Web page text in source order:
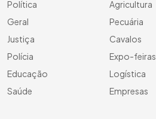
Política
Geral
Justiça
Polícia
Educação
Saúde
Agricultura
Pecuária
Cavalos
Expo-feiras
Logística
Empresas